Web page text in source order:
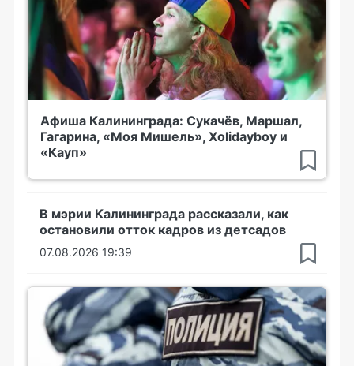
Афиша Калининграда: Сукачёв, Маршал,
Гагарина, «Моя Мишель», Xolidayboy и
«Кауп»
В мэрии Калининграда рассказали, как
остановили отток кадров из детсадов
07.08.2026 19:39